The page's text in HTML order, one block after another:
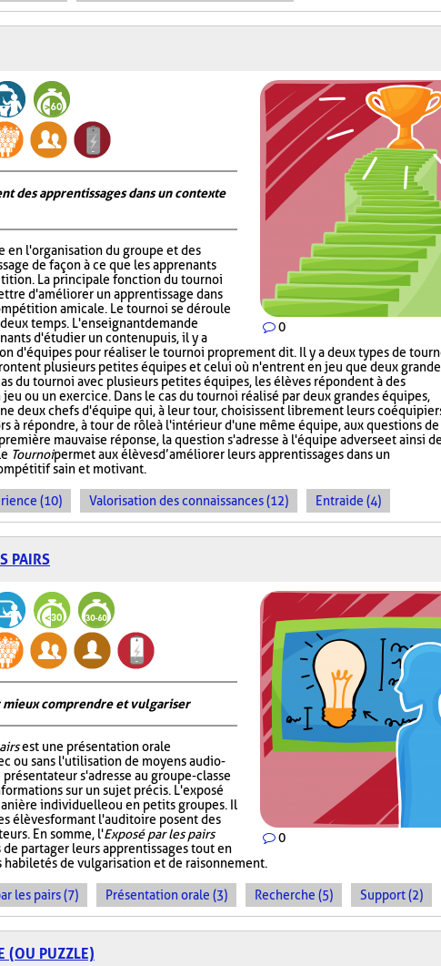
0
des apprentissages dans un contexte
en l'organisation du groupe et des
de façon à ce que les apprenants
La principale fonction du tournoi
d'améliorer un apprentissage dans
amicale. Le tournoi se déroule
temps. L'enseignant demande
d'étudier un contenu puis, il y a
d'équipes pour réaliser le tournoi proprement dit. Il y a deux types de
plusieurs petites équipes et celui où n'entrent en jeu que deux
du tournoi avec plusieurs petites équipes, les élèves répondent à des
ou un exercice. Dans le cas du tournoi réalisé par deux grandes équipes,
deux chefs d'équipe qui, à leur tour, choisissent librement leurs
à répondre, à tour de rôle à l'intérieur d'une même équipe, aux questions de
mauvaise réponse, la question s'adresse à l'équipe adverse et ainsi de
Tournoipermet aux élèves d’améliorer leurs apprentissages dans un
sain et motivant.
(10) Valorisation des connaissances (12) Entraide (4)
PAIRS
0
mieux comprendre et vulgariser
est une présentation orale
ou sans l'utilisation de moyens audio-
s'adresse au groupe-classe
sur un sujet précis. L'exposé
individuelle ou en petits groupes. Il
élèves formant l'auditoire posent des
En somme, l'Exposé par les pairs
de partager leurs apprentissages tout en
de vulgarisation et de raisonnement.
les pairs (7) Présentation orale (3) Recherche (5) Support (2)
(OU PUZZLE)